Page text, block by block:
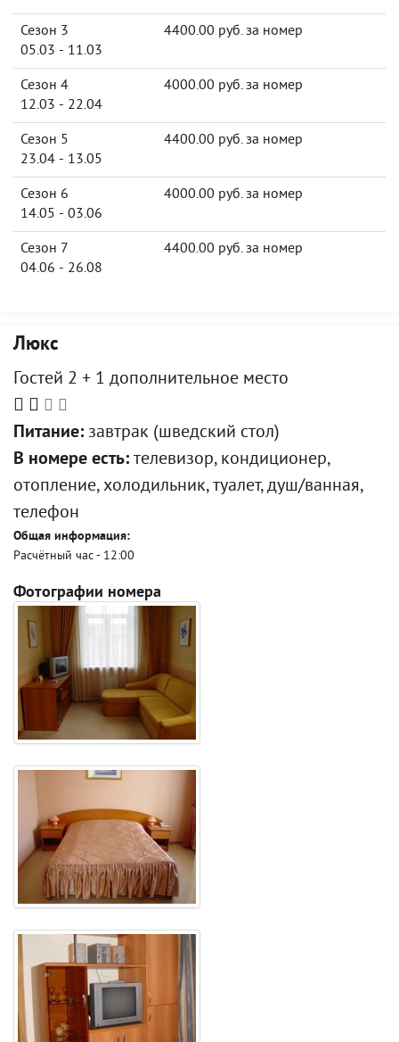
Сезон 3
05.03 - 11.03
4400.00 руб. за номер
Сезон 4
12.03 - 22.04
4000.00 руб. за номер
Сезон 5
23.04 - 13.05
4400.00 руб. за номер
Сезон 6
14.05 - 03.06
4000.00 руб. за номер
Сезон 7
04.06 - 26.08
4400.00 руб. за номер
Люкс
Гостей 2 + 1 дополнительное место
Питание: завтрак (шведский стол)
В номере есть: телевизор, кондиционер,
отопление, холодильник, туалет, душ/ванная,
телефон
Общая информация:
Расчётный час - 12:00
Фотографии номера